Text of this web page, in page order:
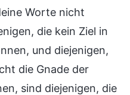
Worte nicht
die kein Ziel in
und diejenigen,
die Gnade der
sind diejenigen, die